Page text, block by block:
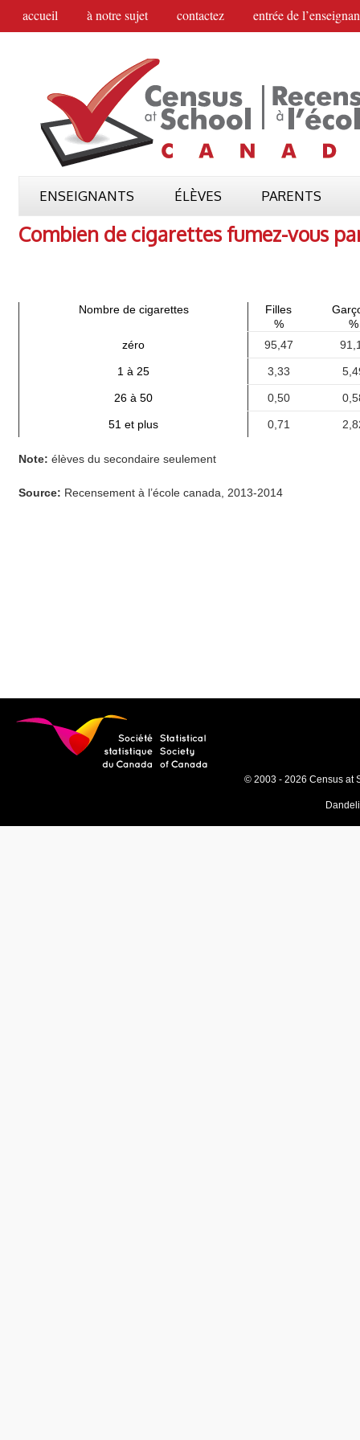
accueil à notre sujet contactez entrée de
ENSEIGNANTS ÉLÈVES PARENTS
Combien de cigarettes fumez-vous
Nombre de cigarettes Filles
%
%
zéro
95,47
1 à 25 3,33
26 à 50 0,50
51 et plus 0,71
Note: élèves du secondaire seulement
Source: Recensement à l’école canada, 2013-2014
© 2003 - 2026 Census at